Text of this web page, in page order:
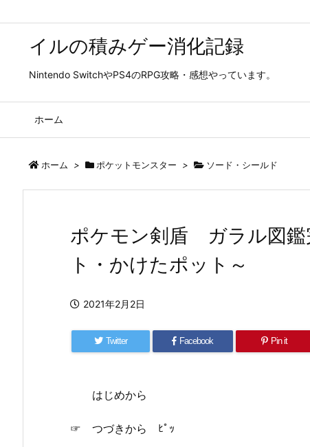
イルの積みゲー消化記録
Nintendo SwitchやPS4のRPG攻略・感想やっています。
ホーム
ホーム > ポケットモンスター > ソード・シールド
ポケモン剣盾 ガラル図鑑
ト・かけたポット～
2021年2月2日
Twitter Facebook Pin it
はじめから
☞ つづきから ﾋﾟｯ